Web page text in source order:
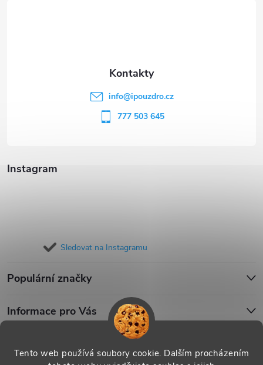
Tento web používá soubory cookie. Dalším procházením
Instagram
Sledovat na Instagramu
Populární značky
Informace pro Vás
info@ipouzdro.cz
777 503 645